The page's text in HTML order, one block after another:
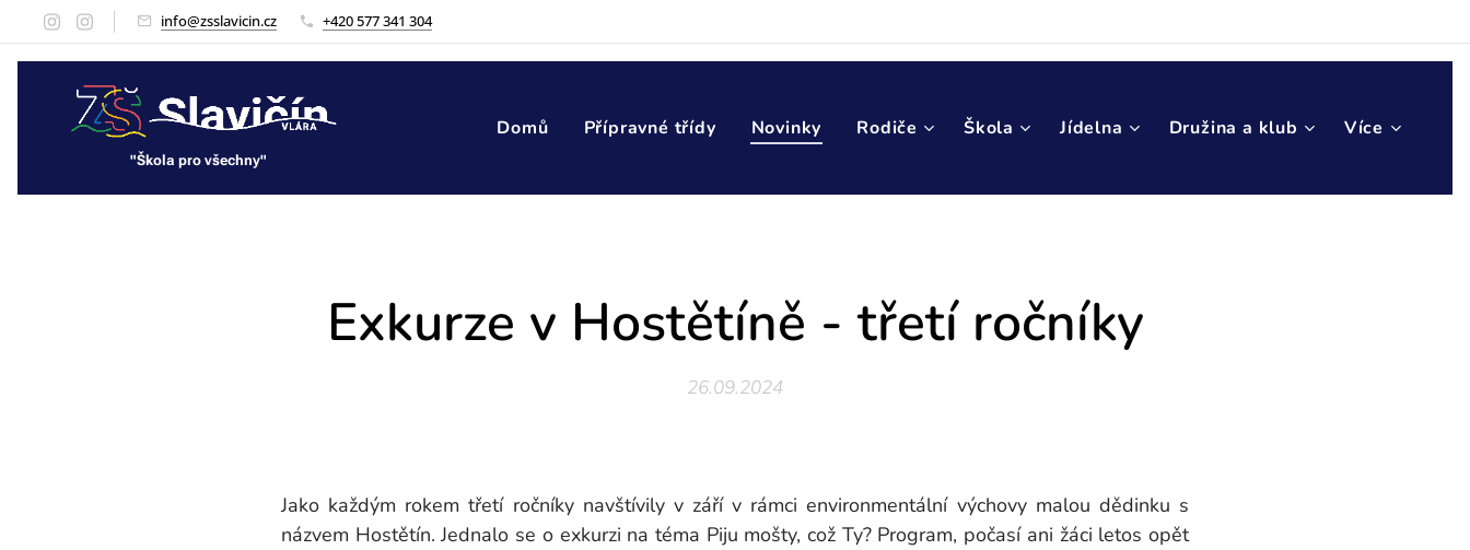
info@zsslavicin.cz +420 577 341 304
"Škola pro všechny"
Domů Přípravné třídy Novinky Rodiče Škola Jídelna Družina a klub Více
Exkurze v Hostětíně - třetí ročníky
26.09.2024
Jako každým rokem třetí ročníky navštívily v září v rámci environmentální výchovy malou dědinku s
názvem Hostětín. Jednalo se o exkurzi na téma Piju mošty, což Ty? Program, počasí ani žáci letos opět